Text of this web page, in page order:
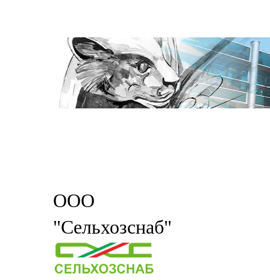
ООО
"Сельхозснаб"